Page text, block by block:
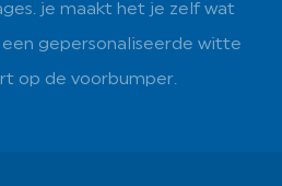
je maakt het je zelf wat
gepersonaliseerde witte
op de voorbumper.